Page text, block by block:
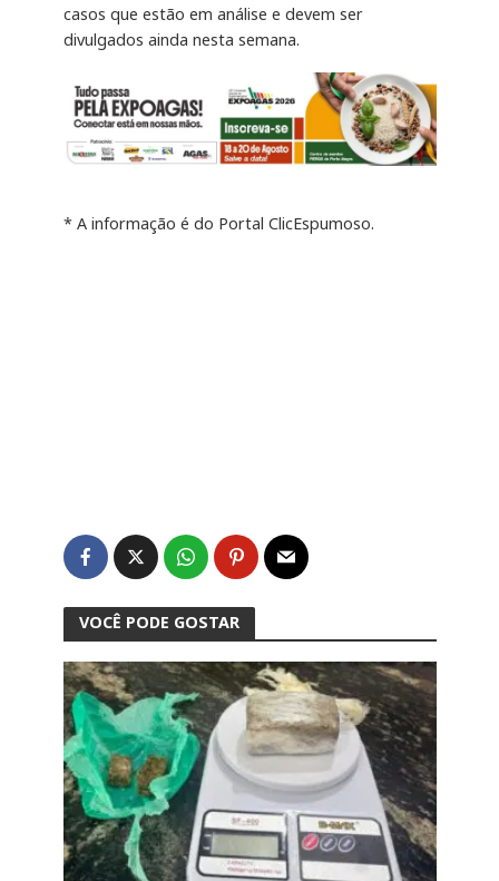
casos que estão em análise e devem ser
divulgados ainda nesta semana.
* A informação é do Portal ClicEspumoso.
VOCÊ PODE GOSTAR